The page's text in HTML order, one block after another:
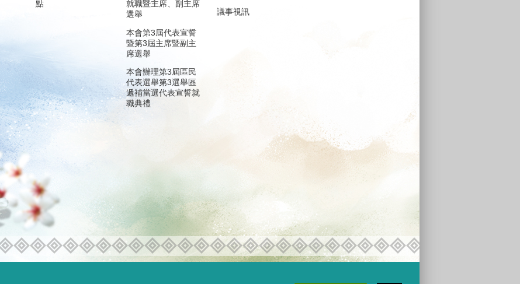
點
就職暨主席、副主席
選舉
本會第3屆代表宣誓
暨第3屆主席暨副主
席選舉
本會辦理第3屆區民
代表選舉第3選舉區
遞補當選代表宣誓就
職典禮
議事視訊